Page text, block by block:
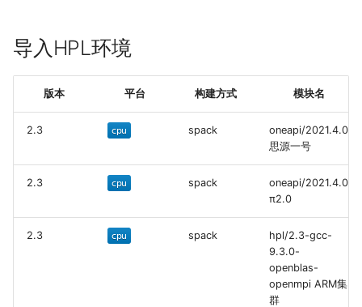
导入HPL环境
版本 平台 构建方式 模块名
2.3 spack
oneapi/2021.4.0
思源一号
2.3 spack
oneapi/2021.4.0
π2.0
2.3 spack
hpl/2.3-gcc-
9.3.0-
openblas-
openmpi ARM集
群